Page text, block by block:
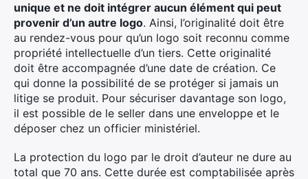
unique et ne doit intégrer aucun élément qui peut
provenir d’un autre logo. Ainsi, l’originalité doit être
au rendez-vous pour qu’un logo soit reconnu comme
propriété intellectuelle d’un tiers. Cette originalité
doit être accompagnée d’une date de création. Ce
qui donne la possibilité de se protéger si jamais un
litige se produit. Pour sécuriser davantage son logo,
il est possible de le seller dans une enveloppe et le
déposer chez un officier ministériel.
La protection du logo par le droit d’auteur ne dure au
total que 70 ans. Cette durée est comptabilisée après